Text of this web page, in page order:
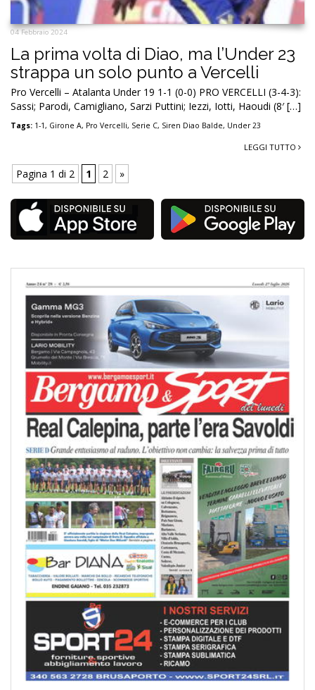
04 Febbraio 2024
La prima volta di Diao, ma l’Under 23
strappa un solo punto a Vercelli
Pro Vercelli – Atalanta Under 19 1-1 (0-0) PRO VERCELLI (3-4-3):
Sassi; Parodi, Camigliano, Sarzi Puttini; Iezzi, Iotti, Haoudi (8′ […]
Tags: 1-1, Girone A, Pro Vercelli, Serie C, Siren Diao Balde, Under 23
LEGGI TUTTO
Pagina 1 di 2 1 2 »